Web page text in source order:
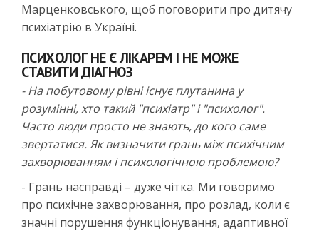
Марценковського, щоб поговорити про дитячу
психіатрію в Україні.
ПСИХОЛОГ НЕ Є ЛІКАРЕМ І НЕ МОЖЕ
СТАВИТИ ДІАГНОЗ
- На побутовому рівні існує плутанина у
розумінні, хто такий "психіатр" і "психолог".
Часто люди просто не знають, до кого саме
звертатися. Як визначити грань між психічним
захворюванням і психологічною проблемою?
- Грань насправді – дуже чітка. Ми говоримо
про психічне захворювання, про розлад, коли є
значні порушення функціонування, адаптивної